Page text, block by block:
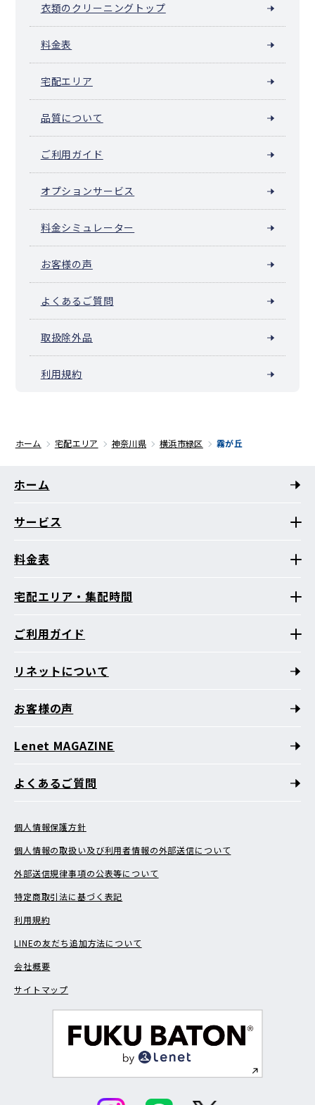
衣類のクリーニングトップ
料金表
宅配エリア
品質について
ご利用ガイド
オプションサービス
料金シミュレーター
お客様の声
よくあるご質問
取扱除外品
利用規約
ホーム 宅配エリア 神奈川県 横浜市緑区 霧が丘
ホーム
サービス
料金表
宅配エリア・集配時間
ご利用ガイド
リネットについて
お客様の声
Lenet MAGAZINE
よくあるご質問
個人情報保護方針
個人情報の取扱い及び利用者情報の外部送信について
外部送信規律事項の公表等について
特定商取引法に基づく表記
利用規約
LINEの友だち追加方法について
会社概要
サイトマップ